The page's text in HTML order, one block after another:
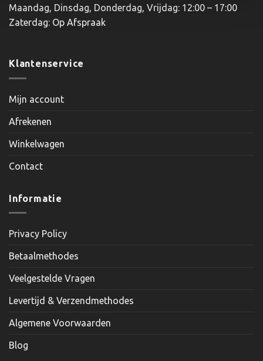
Maandag, Dinsdag, Donderdag, Vrijdag: 12:00 – 17:00
Zaterdag: Op Afspraak
Klantenservice
Mijn account
Afrekenen
Winkelwagen
Contact
Informatie
Privacy Policy
Betaalmethodes
Veelgestelde Vragen
Levertijd & Verzendmethodes
Algemene Voorwaarden
Blog